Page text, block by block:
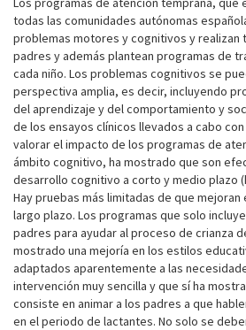
todas las comunidades autónomas
problemas motores y cognitivos y realizan
padres y además plantean programas de
cada niño. Los problemas cognitivos se
perspectiva amplia, es decir, incluyendo
del aprendizaje y del comportamiento y
de los ensayos clínicos llevados a cabo
valorar el impacto de los programas de
ámbito cognitivo, ha mostrado que son
desarrollo cognitivo a corto y medio plazo
Hay pruebas más limitadas de que
largo plazo. Los programas que solo
padres para ayudar al proceso de crianza
mostrado una mejoría en los estilos
adaptados aparentemente a las
intervención muy sencilla y que sí ha
consiste en animar a los padres a que
en el periodo de lactantes. No solo se